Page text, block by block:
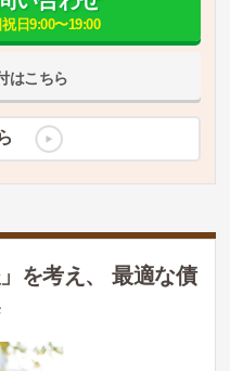
はこちら
日9:00〜19:00
を考え、 最適な債